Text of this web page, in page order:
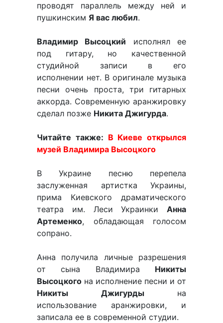
проводят параллель между ней и
пушкинским Я вас любил.
Владимир Высоцкий исполнял ее
под гитару, но качественной
студийной записи в его
исполнении нет. В оригинале музыка
песни очень проста, три гитарных
аккорда. Современную аранжировку
сделал позже Никита Джигурда.
Читайте также: В Киеве открылся
музей Владимира Высоцкого
В Украине песню перепела
заслуженная артистка Украины,
прима Киевского драматического
театра им. Леси Украинки Анна
Артеменко, обладающая голосом
сопрано.
Анна получила личные разрешения
от сына Владимира Никиты
Высоцкого на исполнение песни и от
Никиты Джигурдына
использование аранжировки, и
записала ее в современной студии.